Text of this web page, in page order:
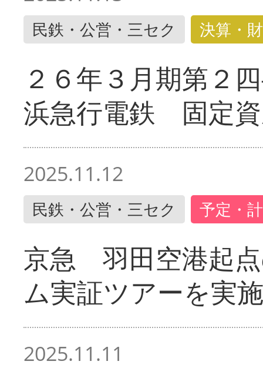
民鉄・公営・三セク 決算・
２６年３月期第２
浜急行電鉄 固定
2025.11.12
民鉄・公営・三セク 予定・
京急 羽田空港起
ム実証ツアーを実施
2025.11.11